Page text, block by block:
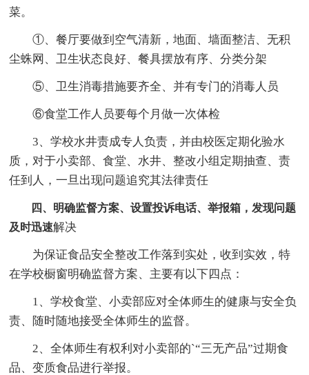
菜。
①、餐厅要做到空气清新，地面、墙面整洁、无积
尘蛛网、卫生状态良好、餐具摆放有序、分类分架
⑤、卫生消毒措施要齐全、并有专门的消毒人员
⑥食堂工作人员要每个月做一次体检
3、学校水井责成专人负责，并由校医定期化验水
质，对于小卖部、食堂、水井、整改小组定期抽查、责
任到人，一旦出现问题追究其法律责任
四、明确监督方案、设置投诉电话、举报箱，发现问题
及时迅速解决
为保证食品安全整改工作落到实处，收到实效，特
在学校橱窗明确监督方案、主要有以下四点：
1、学校食堂、小卖部应对全体师生的健康与安全负
责、随时随地接受全体师生的监督。
2、全体师生有权利对小卖部的`“三无产品”过期食
品、变质食品进行举报。